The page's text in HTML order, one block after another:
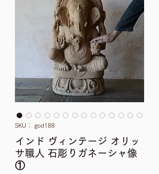
SKU： god188
インド ヴィンテージ オリッ
サ職人 石彫りガネーシャ像
①